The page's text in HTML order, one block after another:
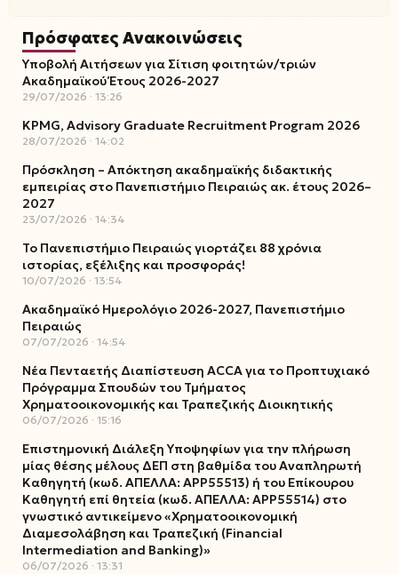
Πρόσφατες Ανακοινώσεις
Υποβολή Αιτήσεων για Σίτιση φοιτητών/τριών
Ακαδημαϊκού Έτους 2026-2027
29/07/2026 13:26
KPMG, Advisory Graduate Recruitment Program 2026
28/07/2026 14:02
Πρόσκληση – Απόκτηση ακαδημαϊκής διδακτικής
εμπειρίας στο Πανεπιστήμιο Πειραιώς ακ. έτους 2026–
2027
23/07/2026 14:34
Το Πανεπιστήμιο Πειραιώς γιορτάζει 88 χρόνια
ιστορίας, εξέλιξης και προσφοράς!
10/07/2026 13:54
Ακαδημαϊκό Ημερολόγιο 2026-2027, Πανεπιστήμιο
Πειραιώς
07/07/2026 14:54
Νέα Πενταετής Διαπίστευση ACCA για το Προπτυχιακό
Πρόγραμμα Σπουδών του Τμήματος
Χρηματοοικονομικής και Τραπεζικής Διοικητικής
06/07/2026 15:16
Επιστημονική Διάλεξη Υποψηφίων για την πλήρωση
μίας θέσης μέλους ΔΕΠ στη βαθμίδα του Αναπληρωτή
Καθηγητή (κωδ. ΑΠΕΛΛΑ: ΑΡΡ55513) ή του Επίκουρου
Καθηγητή επί θητεία (κωδ. ΑΠΕΛΛΑ: ΑΡΡ55514) στο
γνωστικό αντικείμενο «Χρηματοοικονομική
Διαμεσολάβηση και Τραπεζική (Financial
Intermediation and Banking)»
06/07/2026 13:31